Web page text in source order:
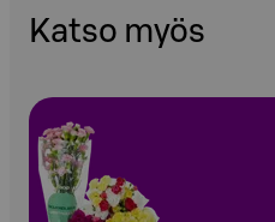
Katso myös